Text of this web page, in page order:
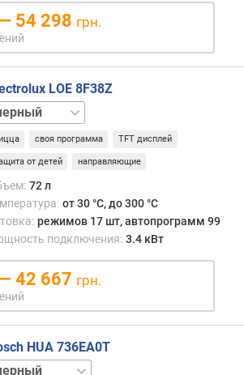
54 298 грн.
LOE 8F38Z
своя программа TFT дисплей
от детей направляющие
72 л
от 30 °C, до 300 °C
режимов 17 шт, автопрограмм 99
подключения: 3.4 кВт
42 667 грн.
HUA 736EA0T